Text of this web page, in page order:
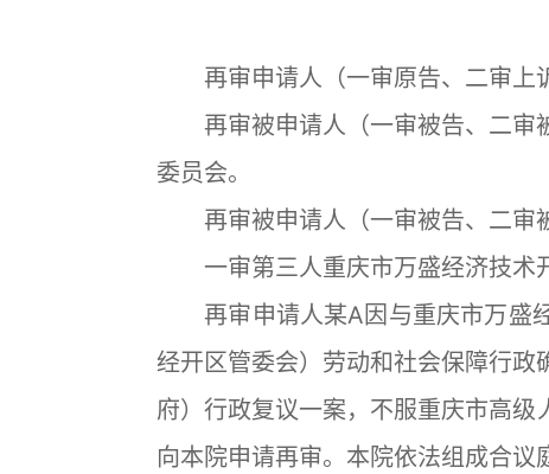
再审申请人（一审原告、二审上诉
再审被申请人（一审被告、二审
委员会。
再审被申请人（一审被告、二审被
一审第三人重庆市万盛经济技术开
再审申请人某A因与重庆市万盛
经开区管委会）劳动和社会保障行
府）行政复议一案，不服重庆市高级
向本院申请再审。本院依法组成合议